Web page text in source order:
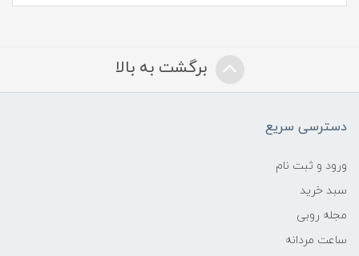
برگشت به بالا
دسترسی سریع
ورود و ثبت نام
سبد خرید
مجله روبی
ساعت مردانه